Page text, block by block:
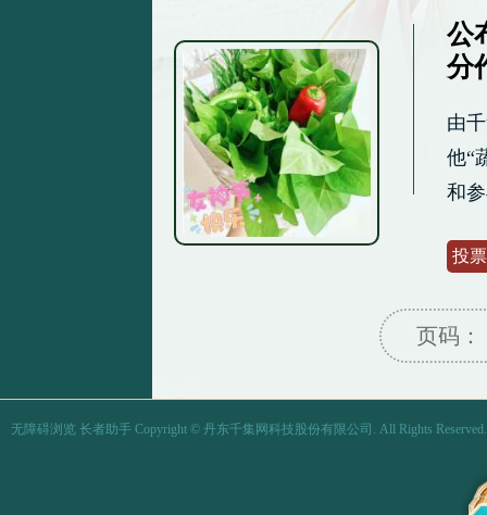
公
分
由
他“
和
投
页码：
无障碍浏览 长者助手 Copyright © 丹东千集网科技股份有限公司. All Rights